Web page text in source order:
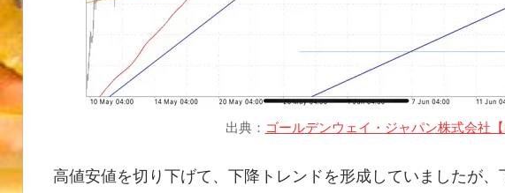
出典： ゴールデンウェイ・ジャパン株式会社【
高値安値を切り下げて、下降トレンドを形成していましたが